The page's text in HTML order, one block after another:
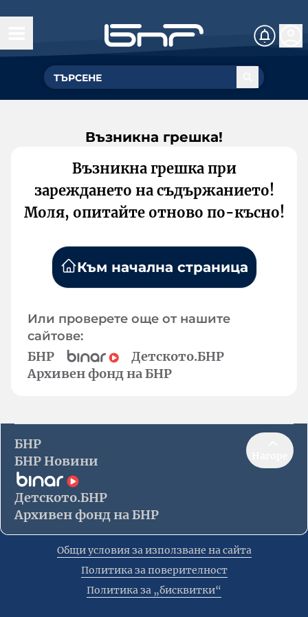
Възникна грешка!
Възникна грешка при
зареждането на съдържанието!
Моля, опитайте отново по-късно!
Към начална страница
Или проверете още от нашите
сайтове:
БНР
Детското.БНР
Архивен фонд на БНР
БНР
БНР Новини
Детското.БНР
Архивен фонд на БНР
Общи условия за използване на сайта
Политика за поверителност
Политика за „бисквитки“